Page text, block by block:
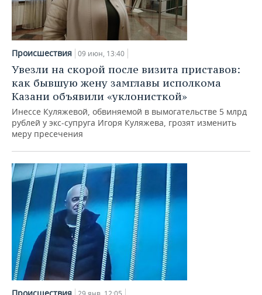
Происшествия 09 июн, 13:40
Увезли на скорой после визита приставов:
как бывшую жену замглавы исполкома
Казани объявили «уклонисткой»
Инессе Куляжевой, обвиняемой в вымогательстве 5 млрд
рублей у экс-супруга Игоря Куляжева, грозят изменить
меру пресечения